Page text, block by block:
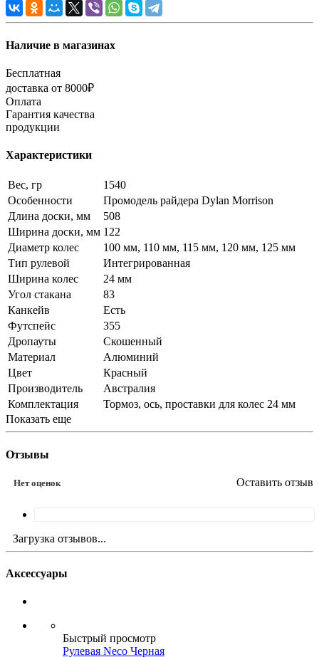
Наличие в магазинах
Бесплатная
доставка от 8000₽
Оплата
Гарантия качества
продукции
Характеристики
Вес, гр
1540
Особенности
Промодель райдера Dylan Morrison
Длина доски, мм
508
Ширина доски, мм 122
Диаметр колес
100 мм, 110 мм, 115 мм, 120 мм, 125 мм
Тип рулевой
Интегрированная
Ширина колес
24 мм
Угол стакана
83
Канкейв
Есть
Футспейс
355
Дропауты
Скошенный
Материал
Алюминий
Цвет
Красный
Производитель
Австралия
Комплектация
Тормоз, ось, проставки для колес 24 мм
Показать еще
Отзывы
Нет оценок Оставить отзыв
Загрузка отзывов...
Аксессуары
Быстрый просмотр
Рулевая Neco Черная